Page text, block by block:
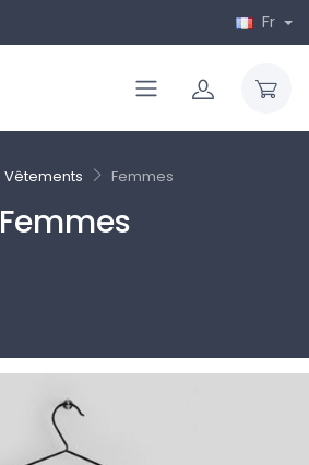
Fr
Vêtements Femmes
Femmes
-20%